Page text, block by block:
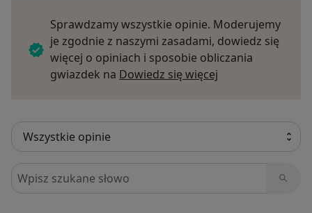
Sprawdzamy wszystkie opinie. Moderujemy
je zgodnie z naszymi zasadami, dowiedz się
więcej o opiniach i sposobie obliczania
gwiazdek na Dowiedz się więcej
Szukaj w opiniach